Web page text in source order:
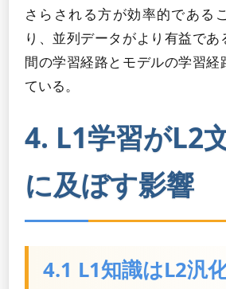
さらされる方が効率的である
り、並列データがより有益であ
間の学習経路とモデルの学習経
ている。
4. L1学習がL2
に及ぼす影響
4.1 L1知識はL2汎